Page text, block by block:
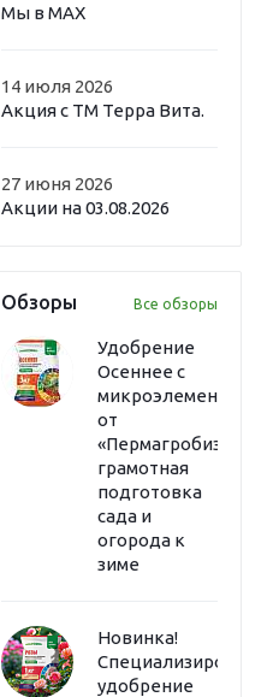
Мы в MAX
14 июля 2026
Акция с ТМ Терра Вита.
27 июня 2026
Акции на 03.08.2026
Обзоры Все обзоры
Удобрение
Осеннее с
микроэлементами
от
«Пермагробизнес»:
грамотная
подготовка
сада и
огорода к
зиме
Новинка!
Специализированное
удобрение